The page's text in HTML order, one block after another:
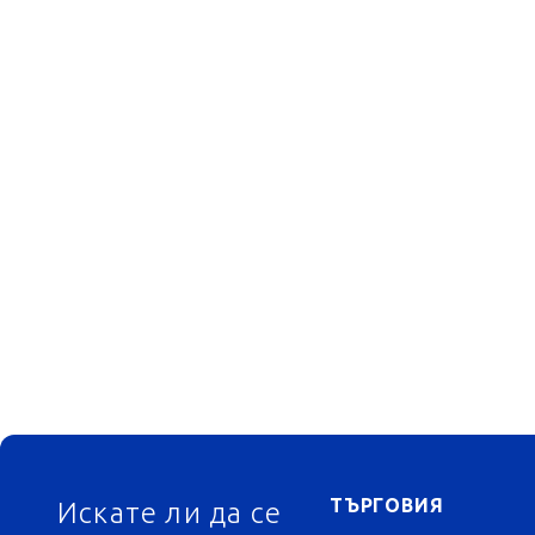
ФУТЕР
Искате ли да се
ТЪРГОВИЯ